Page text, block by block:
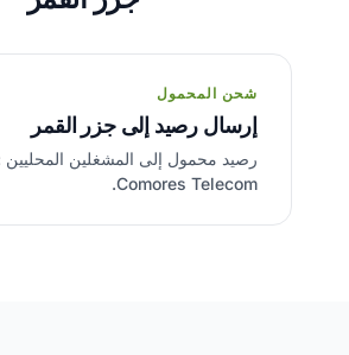
شحن المحمول
إرسال رصيد إلى جزر القمر
Comores Telecom.